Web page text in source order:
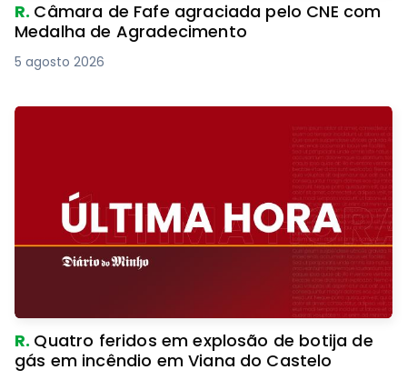
R. Câmara de Fafe agraciada pelo CNE com
Medalha de Agradecimento
5 agosto 2026
R. Quatro feridos em explosão de botija de
gás em incêndio em Viana do Castelo